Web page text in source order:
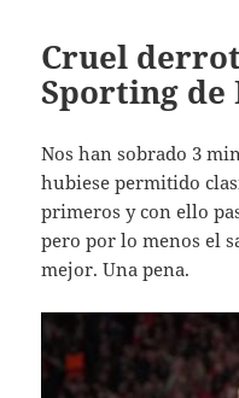
Cruel
Sporting de
Nos han sobrado 3
hubiese permitido
primeros y con ello
pero por lo menos el
mejor. Una pena.